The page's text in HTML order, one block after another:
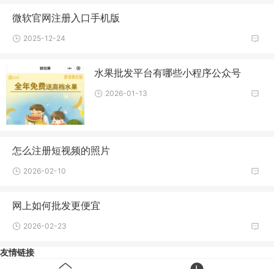
微软官网注册入口手机版
2025-12-24
水果批发平台有哪些小程序公众号
2026-01-13
怎么注册短视频的照片
2026-02-10
网上如何批发更便宜
2026-02-23
友情链接